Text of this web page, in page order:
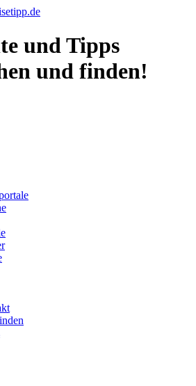
und Tipps
und finden!